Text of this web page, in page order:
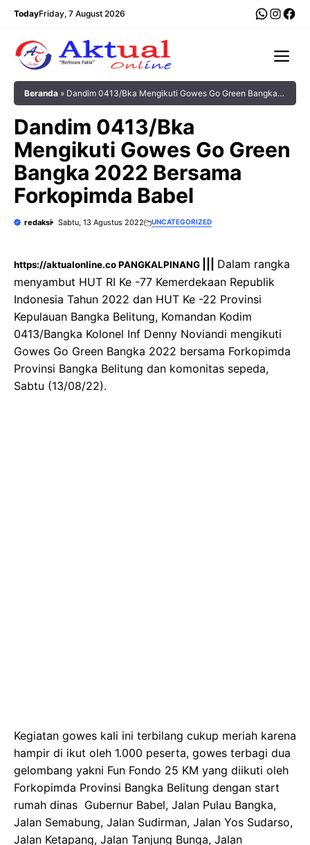
Langsung
TodayFriday, 7 August 2026
Beranda » Dandim 0413/Bka Mengikuti Gowes Go Green Bangka
Dandim 0413/Bka
Mengikuti Gowes Go Green
Bangka 2022 Bersama
Forkopimda Babel
redaksi Sabtu, 13 Agustus 2022 UNCATEGORIZED
https://aktualonline.co PANGKALPINANG
Dalam rangka
menyambut HUT RI Ke -77 Kemerdekaan Republik
Indonesia Tahun 2022 dan HUT Ke -22 Provinsi
Kepulauan Bangka Belitung, Komandan Kodim
0413/Bangka Kolonel Inf Denny Noviandi mengikuti
Gowes Go Green Bangka 2022 bersama Forkopimda
Provinsi Bangka Belitung dan komonitas sepeda,
Sabtu (13/08/22).
Kegiatan gowes kali ini terbilang cukup meriah karena
hampir di ikut oleh 1.000 peserta, gowes terbagi dua
gelombang yakni Fun Fondo 25 KM yang diikuti oleh
Forkopimda Provinsi Bangka Belitung dengan start
rumah dinas Gubernur Babel, Jalan Pulau Bangka,
Jalan Semabung, Jalan Sudirman, Jalan Yos Sudarso,
Jalan Ketapang, Jalan Tanjung Bunga, Jalan